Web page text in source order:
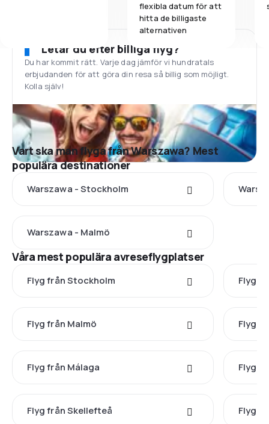
flexibla datum för att
hitta de billigaste
alternativen
Letar du efter billiga flyg?
Du har kommit rätt. Varje dag jämför vi hundratals
erbjudanden för att göra din resa så billig som möjligt.
Kolla själv!
Vart ska man flyga från Warszawa? Mest
populära destinationer
Warszawa - Stockholm
Warszawa - Malmö
Våra mest populära avreseflygplatser
Flyg från Stockholm Flyg
Flyg från Malmö Flyg
Flyg från Málaga Flyg
Flyg från Skellefteå Flyg